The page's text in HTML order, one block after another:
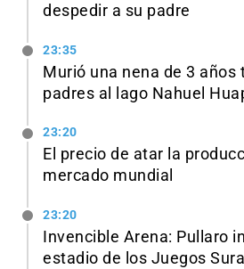
despedir a su padre
23:35
Murió una nena de 3 años
padres al lago Nahuel
23:20
El precio de atar la
mercado mundial
23:20
Invencible Arena: Pullaro
estadio de los Juegos